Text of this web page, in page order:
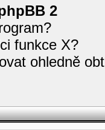
2
funkce X?
ohledně